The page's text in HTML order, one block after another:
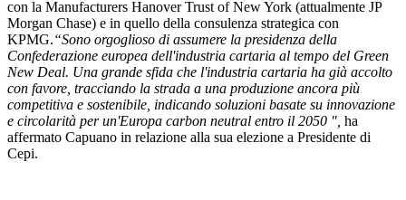
con la Manufacturers Hanover Trust of New York (attualmente JP
Morgan Chase) e in quello della consulenza strategica con
KPMG.“Sono orgoglioso di assumere la presidenza della
Confederazione europea dell'industria cartaria al tempo del Green
New Deal. Una grande sfida che l'industria cartaria ha già accolto
con favore, tracciando la strada a una produzione ancora più
competitiva e sostenibile, indicando soluzioni basate su innovazione
e circolarità per un'Europa carbon neutral entro il 2050 ", ha
affermato Capuano in relazione alla sua elezione a Presidente di
Cepi.